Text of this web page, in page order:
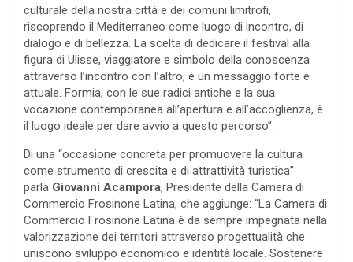
culturale della nostra città e dei comuni limitrofi,
riscoprendo il Mediterraneo come luogo di incontro, di
dialogo e di bellezza. La scelta di dedicare il festival alla
figura di Ulisse, viaggiatore e simbolo della conoscenza
attraverso l’incontro con l’altro, è un messaggio forte e
attuale. Formia, con le sue radici antiche e la sua
vocazione contemporanea all’apertura e all’accoglienza, è
il luogo ideale per dare avvio a questo percorso”.
Di una “occasione concreta per promuovere la cultura
come strumento di crescita e di attrattività turistica”
parla Giovanni Acampora, Presidente della Camera di
Commercio Frosinone Latina, che aggiunge: “La Camera di
Commercio Frosinone Latina è da sempre impegnata nella
valorizzazione dei territori attraverso progettualità che
uniscono sviluppo economico e identità locale. Sostenere